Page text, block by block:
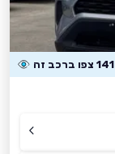
141 צפו ברכב זה